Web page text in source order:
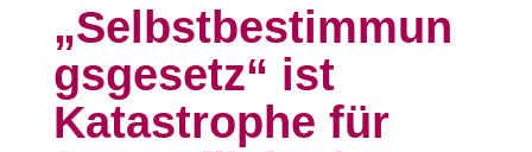
„Selbstbestimmun
gsgesetz“ ist
Katastrophe für